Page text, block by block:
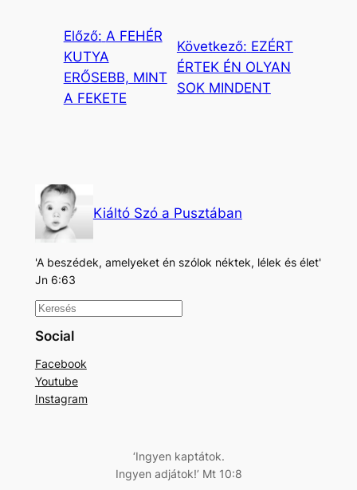
Előző: A FEHÉR
KUTYA
ERŐSEBB, MINT
A FEKETE
Következő: EZÉRT
ÉRTEK ÉN OLYAN
SOK MINDENT
Kiáltó Szó a Pusztában
'A beszédek, amelyeket én szólok néktek, lélek és élet'
Jn 6:63
K
e
e
s
Social
Facebook
Youtube
Instagram
‘Ingyen kaptátok.
Ingyen adjátok!’ Mt 10:8